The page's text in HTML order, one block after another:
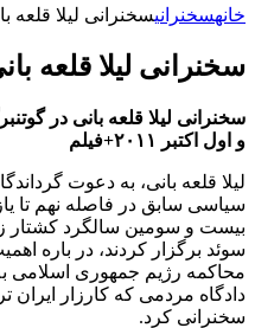
خانهسخنرانیسخنرانی لیلا قلعه
سخنرانی لیلا قلعه
سخنرانی لیلا قلعه بانی در
و اول اکتبر ٢٠
۱۱ +فیلم
لیلا قلعه بانی، به دعوت
بیست و سومین سالگرد کشتار
سوئد برگزار کردند، در باره
محاکمه رژیم جمهوری اسلامی
دادگاه مردمی که کارزار ایران
سخنرانی کرد.